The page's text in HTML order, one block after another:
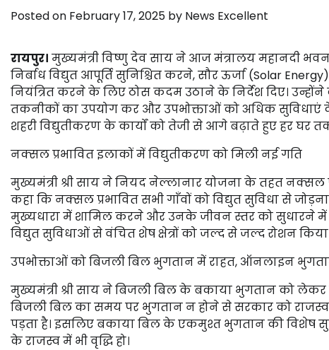
Posted on February 17, 2025 by News Excellent
रायपुर। मुख्यमंत्री विष्णु देव साय ने आज मंत्रालय महानदी
निर्बाध विद्युत आपूर्ति सुनिश्चित करने, सौर ऊर्जा (Solar
नियंत्रित करने के लिए ठोस कदम उठाने के निर्देश दिए।
तकनीकों का उपयोग कर और उपभोक्ताओं को अधिक सुविधाएं
शहरी विद्युतीकरण के कार्यों को तेजी से आगे बढ़ाते हुए हर घर
नक्सल प्रभावित इलाकों में विद्युतीकरण को मिली नई गति
मुख्यमंत्री श्री साय ने नियद नेल्लानार योजना के तहत नक्सल
कहा कि नक्सल प्रभावित सभी गाँवों को विद्युत सुविधा से
मुख्यधारा में शामिल करने और उनके जीवन स्तर को सुधारने में
विद्युत सुविधाओं से वंचित शेष क्षेत्रों को जल्द से जल्द रोशन किया
उपभोक्ताओं को बिजली बिल भुगतान में राहत, ऑनलाइन
मुख्यमंत्री श्री साय ने बिजली बिल के बकाया भुगतान को लेकर
बिजली बिल का समय पर भुगतान न होने से सरकार को राजस्व
पड़ता है। इसलिए बकाया बिल के एकमुश्त भुगतान की विशेष
के राजस्व में भी वृद्धि हो।